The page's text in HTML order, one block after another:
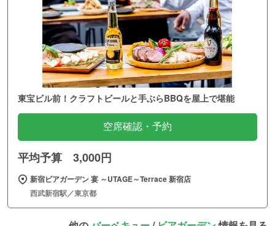
東宝ビル前！クラフトビールと手ぶらBBQを屋上で堪能
空席確認・予約
平均予算 3,000円
新宿ビアガーデン 宴 ～UTAGE～Terrace 新宿店
西武新宿駅／東京都